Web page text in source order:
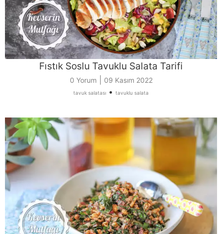
Fıstık Soslu Tavuklu Salata Tarifi
0 Yorum 09 Kasım 2022
tavuk salatası • tavuklu salata